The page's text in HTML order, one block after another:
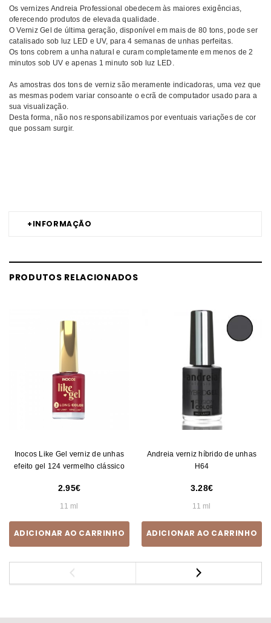
+INFORMAÇÃO
Os vernizes Andreia Professional obedecem às maiores exigências,
oferecendo produtos de elevada qualidade.
O Verniz Gel de última geração, disponível em mais de 80 tons, pode ser
catalisado sob luz LED e UV, para 4 semanas de unhas perfeitas.
Os tons cobrem a unha natural e curam completamente em menos de 2
minutos sob UV e apenas 1 minuto sob luz LED.
As amostras dos tons de verniz são meramente indicadoras, uma vez que
as mesmas podem variar consoante o ecrã de computador usado para a
sua visualização.
Desta forma, não nos responsabilizamos por eventuais variações de cor
que possam surgir.
PRODUTOS RELACIONADOS
Inocos Like Gel verniz de unhas
efeito gel 124 vermelho clássico
2.95
11 ml
ADICIONAR AO CARRINHO
Andreia verniz híbrido de unhas
H64
3.28
11 ml
ADICIONAR AO CARRINHO